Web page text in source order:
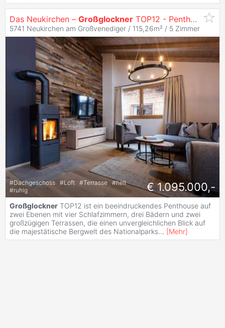
Das Neukirchen – Großglockner TOP12 - Penthouse zur touristischen Vermietung
5741 Neukirchen am Großvenediger / 115,26m² / 5 Zimmer
#Dachgeschoss #Loft #Terrasse #hell
#ruhig € 1.095.000,-
Großglockner TOP12 ist ein beeindruckendes Penthouse auf
zwei Ebenen mit vier Schlafzimmern, drei Bädern und zwei
großzügigen Terrassen, die einen unvergleichlichen Blick auf
die majestätische Bergwelt des Nationalparks... [Mehr]